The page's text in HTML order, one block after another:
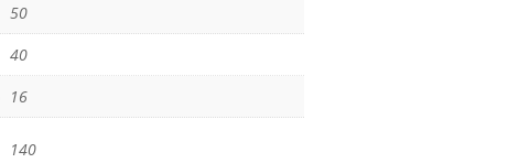
50
40
16
140